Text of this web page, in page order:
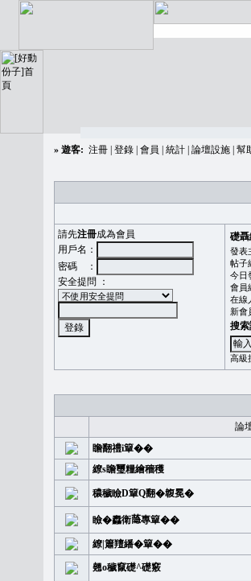
» 遊客: 注冊 登錄 會員 統計 論壇設施 幫
請先注冊成為會員
用戶名：
密碼 ：
安全提問 ：
礎
發表
帖子
今日
會員
在線
新會
搜
高級
論
瞻翻禮i簞��
繚s瞻璽糧繪穡穫
穠穢瞼D簞Q翻�䪖冕�
瞼�䆐衛𦻕專簞��
繚|簫羶繙�簞��
翹o穢竄礎^礎竅